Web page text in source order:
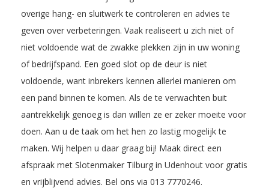
overige hang- en sluitwerk te controleren en advies te
geven over verbeteringen. Vaak realiseert u zich niet of
niet voldoende wat de zwakke plekken zijn in uw woning
of bedrijfspand. Een goed slot op de deur is niet
voldoende, want inbrekers kennen allerlei manieren om
een pand binnen te komen. Als de te verwachten buit
aantrekkelijk genoeg is dan willen ze er zeker moeite voor
doen. Aan u de taak om het hen zo lastig mogelijk te
maken. Wij helpen u daar graag bij! Maak direct een
afspraak met Slotenmaker Tilburg in Udenhout voor gratis
en vrijblijvend advies. Bel ons via 013 7770246.